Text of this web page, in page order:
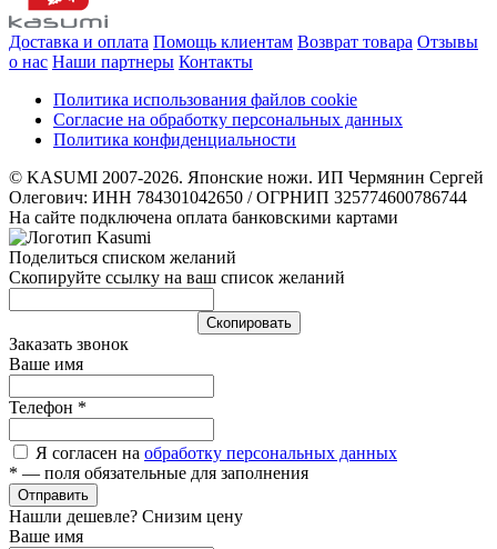
Доставка и оплата Помощь клиентам Возврат товара Отзывы
о нас Наши партнеры Контакты
Политика использования файлов cookie
Согласие на обработку персональных данных
Политика конфиденциальности
© KASUMI 2007-2026. Японские ножи. ИП Чермянин Сергей
Олегович: ИНН 784301042650 / ОГРНИП 325774600786744
На сайте подключена оплата банковскими картами
Поделиться списком желаний
Скопируйте ссылку на ваш список желаний
Cкопировать
Заказать звонок
Ваше имя
Телефон *
Я согласен на обработку персональных данных
* — поля обязательные для заполнения
Отправить
Нашли дешевле? Снизим цену
Ваше имя